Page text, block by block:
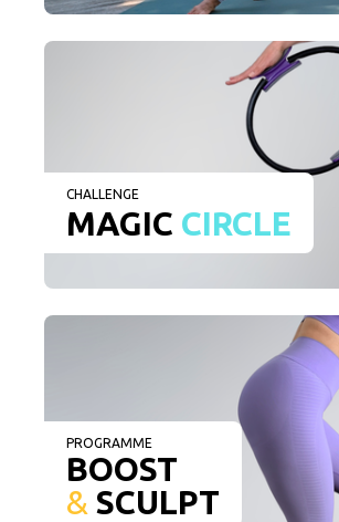
CHALLENGE
MAGIC CIRCLE
PROGRAMME
BOOST
& SCULPT